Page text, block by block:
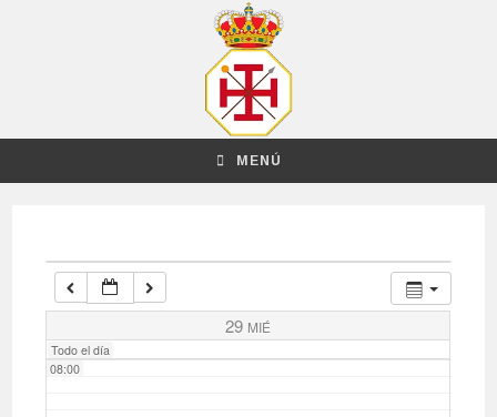
MENÚ
29 MIÉ
Todo el día
07:00
08:00